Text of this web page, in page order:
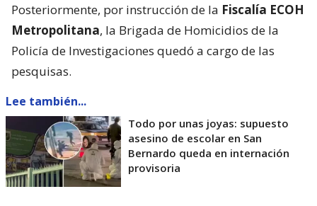
Posteriormente, por instrucción de la Fiscalía ECOH
Metropolitana, la Brigada de Homicidios de la
Policía de Investigaciones quedó a cargo de las
pesquisas.
Lee también...
Todo por unas joyas: supuesto
asesino de escolar en San
Bernardo queda en internación
provisoria